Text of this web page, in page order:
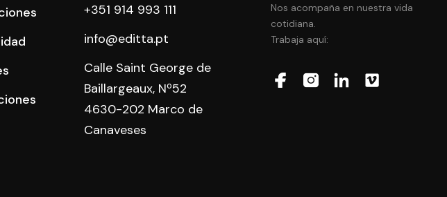
+351 914 993 111
info@editta.pt
Calle Saint George de
Baillargeaux, Nº52
4630-202 Marco de
Canaveses
Nos acompaña en nuestra vida
cotidiana.
Trabaja aquí: